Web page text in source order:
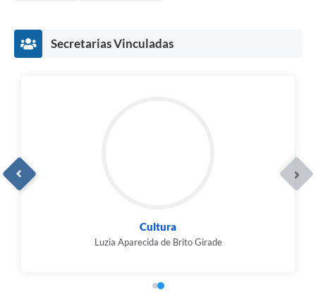
Secretarias Vinculadas
Cultura
Luzia Aparecida de Brito Girade